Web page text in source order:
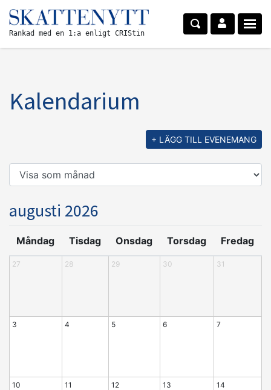
Rankad med en 1:a enligt CRIStin
Kalendarium
+ LÄGG TILL EVENEMANG
augusti 2026
Måndag Tisdag Onsdag Torsdag Fredag
27 28 29 30 31
3 4 5 6 7
10 11 12 13 14